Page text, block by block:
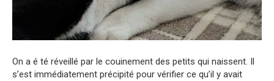
On a é té réveillé par le couinement des petits qui naissent. Il
s’est immédiatement précipité pour vérifier ce qu’il y avait